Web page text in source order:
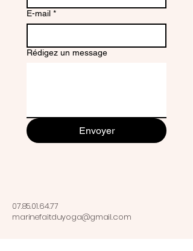
E-mail *
Rédigez un message
Envoyer
07.85.01.64.77
marinefaitduyoga@gmail.com